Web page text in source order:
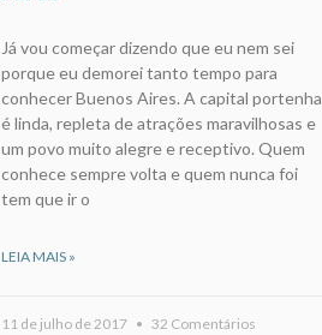
Já vou começar dizendo que eu nem sei
porque eu demorei tanto tempo para
conhecer Buenos Aires. A capital portenha
é linda, repleta de atrações maravilhosas e
um povo muito alegre e receptivo. Quem
conhece sempre volta e quem nunca foi
tem que ir o
LEIA MAIS »
11 de julho de 2017 32 Comentários